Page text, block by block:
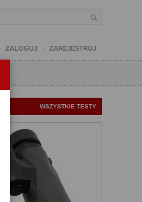
ZALOGUJ ZAREJESTRUJ
WSZYSTKIE TESTY